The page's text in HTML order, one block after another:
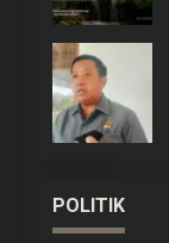
POLITIK